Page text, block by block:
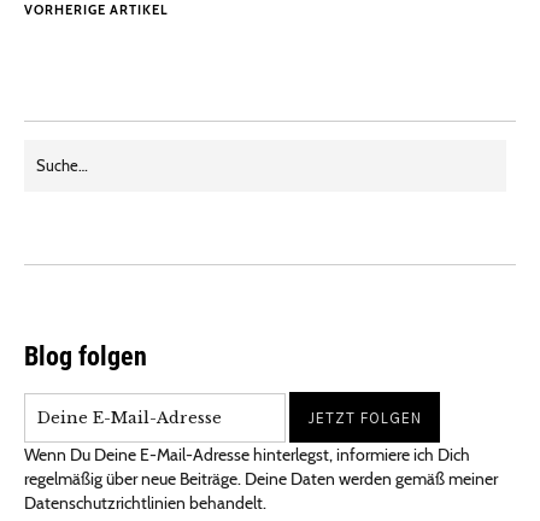
VORHERIGE ARTIKEL
Blog folgen
Wenn Du Deine E-Mail-Adresse hinterlegst, informiere ich Dich
regelmäßig über neue Beiträge. Deine Daten werden gemäß meiner
Datenschutzrichtlinien behandelt.